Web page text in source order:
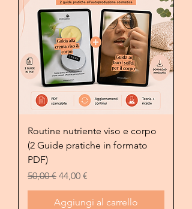
Routine nutriente viso e corpo
(2 Guide pratiche in formato
PDF)
Prezzo regolare
50,00 € Prezzo scontato
44,00 €
Aggiungi al carrello